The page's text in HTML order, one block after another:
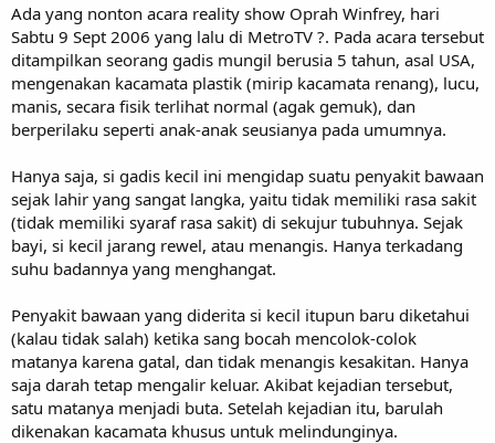
Ada yang nonton acara reality show Oprah Winfrey, hari
Sabtu 9 Sept 2006 yang lalu di MetroTV ?. Pada acara tersebut
ditampilkan seorang gadis mungil berusia 5 tahun, asal USA,
mengenakan kacamata plastik (mirip kacamata renang), lucu,
manis, secara fisik terlihat normal (agak gemuk), dan
berperilaku seperti anak-anak seusianya pada umumnya.
Hanya saja, si gadis kecil ini mengidap suatu penyakit bawaan
sejak lahir yang sangat langka, yaitu tidak memiliki rasa sakit
(tidak memiliki syaraf rasa sakit) di sekujur tubuhnya. Sejak
bayi, si kecil jarang rewel, atau menangis. Hanya terkadang
suhu badannya yang menghangat.
Penyakit bawaan yang diderita si kecil itupun baru diketahui
(kalau tidak salah) ketika sang bocah mencolok-colok
matanya karena gatal, dan tidak menangis kesakitan. Hanya
saja darah tetap mengalir keluar. Akibat kejadian tersebut,
satu matanya menjadi buta. Setelah kejadian itu, barulah
dikenakan kacamata khusus untuk melindunginya.